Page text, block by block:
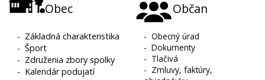
Obec
- Základná charakteristika
-Šport
- Združenia zbory spolky
- Kalendár podujatí
Občan
-Obecný úrad
-Dokumenty
- Tlačivá
- Zmluvy, faktúry,